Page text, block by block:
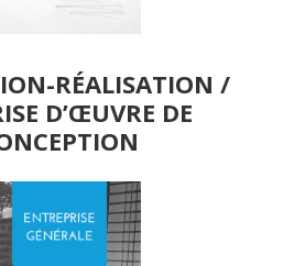
RÉALISATION /
D’ŒUVRE DE